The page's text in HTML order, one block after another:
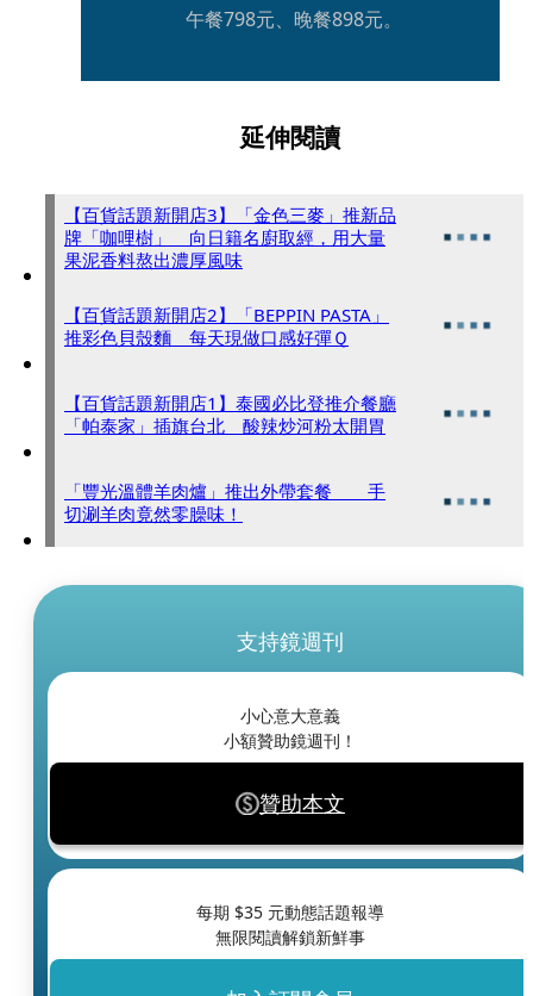
午餐798元、晚餐898元。
延伸閱讀
【百貨話題新開店3】「金色三麥」推新品
牌「咖哩樹」 向日籍名廚取經，用大量
果泥香料熬出濃厚風味
【百貨話題新開店2】「BEPPIN PASTA」
推彩色貝殼麵 每天現做口感好彈Ｑ
【百貨話題新開店1】泰國必比登推介餐廳
「帕泰家」插旗台北 酸辣炒河粉太開胃
「豐光溫體羊肉爐」推出外帶套餐 手
切涮羊肉竟然零臊味！
支持鏡週刊
小心意大意義
小額贊助鏡週刊！
贊助本文
每期 $35 元動態話題報導
無限閱讀解鎖新鮮事